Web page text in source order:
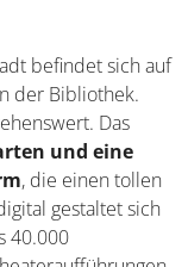
befindet sich
von der
ist
einen
auf die Stadt
Konzept der
Büchern.